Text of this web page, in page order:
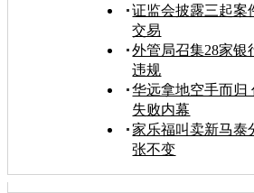
证监会披露三起案
交易
外管局召集28家银
违规
华远拿地空手而归
失败内幕
家乐福叫卖新马泰
张不变